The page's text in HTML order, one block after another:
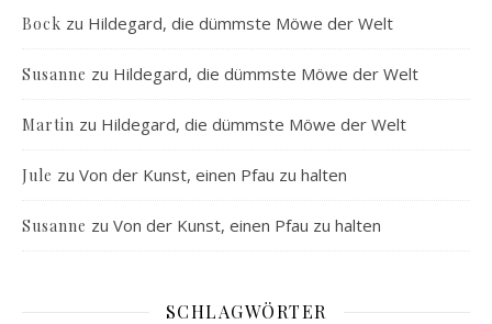
Bock zu Hildegard, die dümmste Möwe der Welt
Susanne zu Hildegard, die dümmste Möwe der Welt
Martin zu Hildegard, die dümmste Möwe der Welt
Jule zu Von der Kunst, einen Pfau zu halten
Susanne zu Von der Kunst, einen Pfau zu halten
SCHLAGWÖRTER